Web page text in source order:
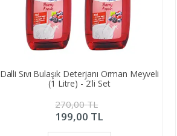
Dalli Sıvı Bulaşık Deterjanı Orman Meyveli
(1 Litre) - 2'li Set
270,00TL
199,00 TL